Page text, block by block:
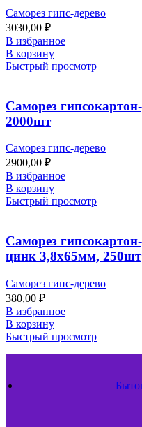
Саморез гипс-дерево
3030,00 ₽
В избранное
В корзину
Быстрый просмотр
Саморез
2000шт
Саморез гипс-дерево
2900,00 ₽
В избранное
В корзину
Быстрый просмотр
Саморез
цинк 3,8х65мм, 250шт
Саморез гипс-дерево
380,00 ₽
В избранное
В корзину
Быстрый просмотр